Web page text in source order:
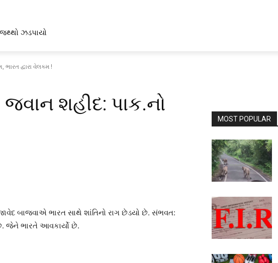
ઝડપાયો
ભારત દ્વારા વેલકમ !
શહીદ: પાક.નો
બાજવાએ ભારત સાથે શાંતિનો રાગ છેડયો છે. સંભવત:
જેને ભારતે આવકાર્યો છે.
MOST POPULAR